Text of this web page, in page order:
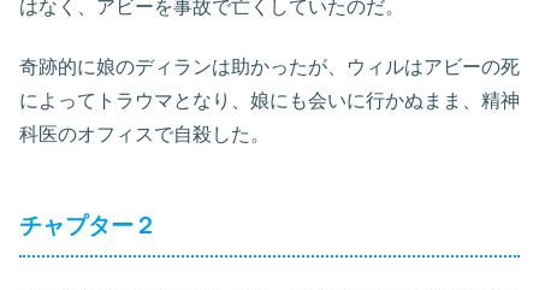
はなく、アビーを事故で亡くしていたのだ。
奇跡的に娘のディランは助かったが、ウィルはアビーの死
によってトラウマとなり、娘にも会いに行かぬまま、精神
科医のオフィスで自殺した。
チャプター２